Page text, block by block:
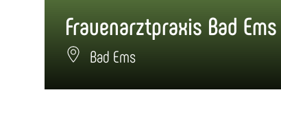
Frauenarztpraxis Bad Ems
Bad Ems